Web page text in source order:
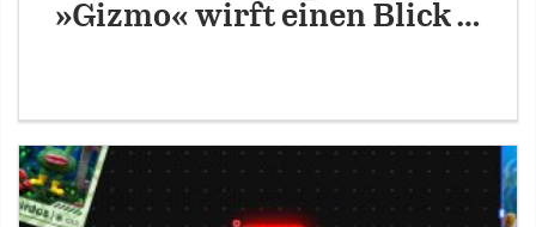
»Gizmo« wirft einen Blick …